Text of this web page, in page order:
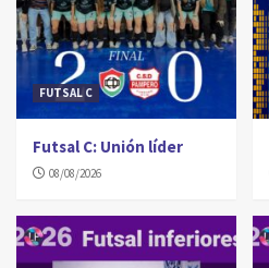
FUTSAL C
Futsal C: Unión líder
08/08/2026